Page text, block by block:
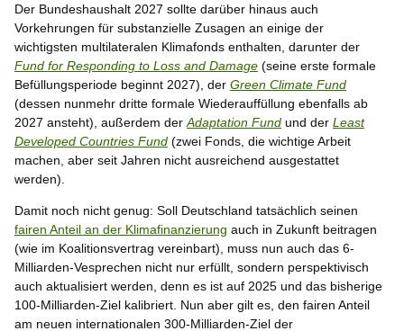
Der Bundeshaushalt 2027 sollte darüber hinaus auch
Vorkehrungen für substanzielle Zusagen an einige der
wichtigsten multilateralen Klimafonds enthalten, darunter der
Fund for Responding to Loss and Damage (seine erste formale
Befüllungsperiode beginnt 2027), der Green Climate Fund
(dessen nunmehr dritte formale Wiederauffüllung ebenfalls ab
2027 ansteht), außerdem der Adaptation Fund und der Least
Developed Countries Fund (zwei Fonds, die wichtige Arbeit
machen, aber seit Jahren nicht ausreichend ausgestattet
werden).
Damit noch nicht genug: Soll Deutschland tatsächlich seinen
fairen Anteil an der Klimafinanzierung auch in Zukunft beitragen
(wie im Koalitionsvertrag vereinbart), muss nun auch das 6-
Milliarden-Vesprechen nicht nur erfüllt, sondern perspektivisch
auch aktualisiert werden, denn es ist auf 2025 und das bisherige
100-Milliarden-Ziel kalibriert. Nun aber gilt es, den fairen Anteil
am neuen internationalen 300-Milliarden-Ziel der